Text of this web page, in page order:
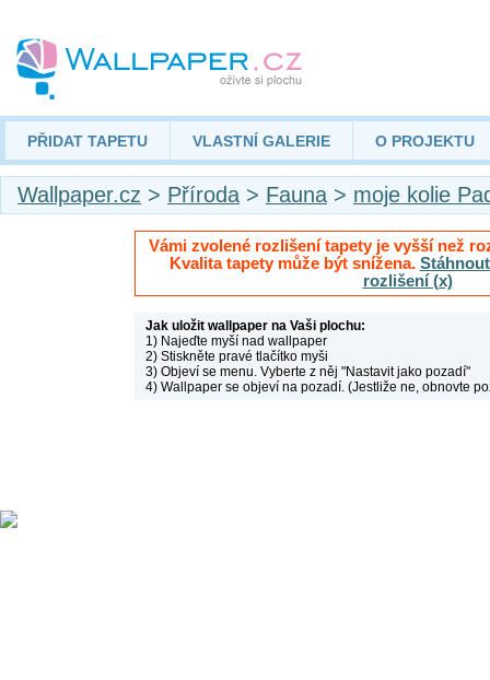
PŘIDAT TAPETU VLASTNÍ GALERIE O PROJEKTU
Wallpaper.cz > Příroda > Fauna > moje kolie
Vámi zvolené rozlišení tapety je vyšší než
Kvalita tapety může být snížena.
rozlišení (x)
Jak uložit wallpaper na Vaši plochu:
1) Najeďte myší nad wallpaper
2) Stiskněte pravé tlačítko myši
3) Objeví se menu. Vyberte z něj "Nastavit jako pozadí"
4) Wallpaper se objeví na pozadí. (Jestliže ne, obnovte